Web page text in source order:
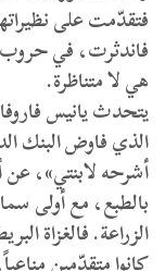
فتقدّمت على
فاندثرت، في حروب
هي لا متناظرة.
يتحدث يانيس
الذي فاوض البنك
أشرحه لابنتي»، عن
بالطبع، مع أولى
الزراعة. فالغزاة